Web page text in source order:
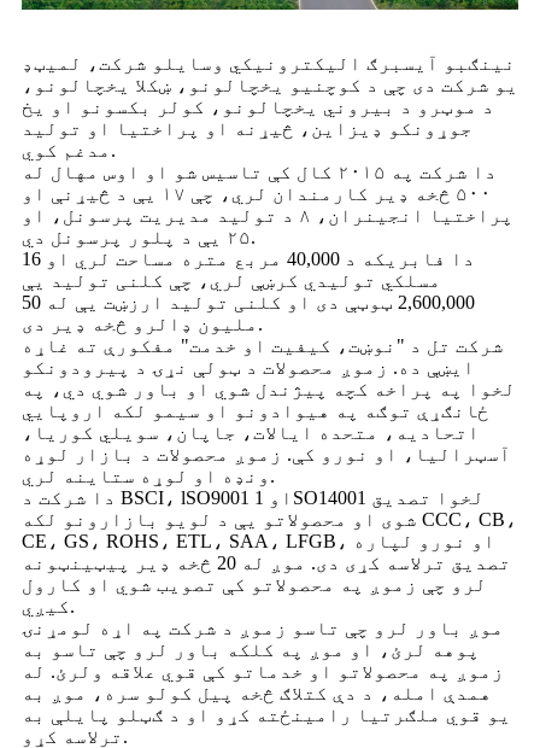
نینګبو آیسبرګ الیکترونیکي وسایلو شرکت، لمیټډ
یو شرکت دی چې د کوچنیو یخچالونو، ښکلا یخچالونو،
د موټرو د بیروني یخچالونو، کولر بکسونو او یخ
جوړونکو ډیزاین، څیړنه او پراختیا او تولید
مدغم کوي.
دا شرکت په ۲۰۱۵ کال کې تاسیس شو او اوس مهال له
۵۰۰ څخه ډیر کارمندان لري، چې ۱۷ یې د څیړنې او
پراختیا انجینران، ۸ د تولید مدیریت پرسونل، او
۲۵ یې د پلور پرسونل دي.
دا فابریکه د 40,000 مربع متره مساحت لري او 16
مسلکي تولیدي کرښې لري، چې کلنی تولید یې
2,600,000 ټوټې دی او کلنی تولید ارزښت یې له 50
ملیون ډالرو څخه ډیر دی.
شرکت تل د "نوښت، کیفیت او خدمت" مفکورې ته غاړه
ایښې ده. زموږ محصولات د ټولې نړۍ د پیرودونکو
لخوا په پراخه کچه پیژندل شوي او باور شوي دي، په
ځانګړې توګه په هیوادونو او سیمو لکه اروپایي
اتحادیه، متحده ایالات، جاپان، سویلي کوریا،
آسټرالیا، او نورو کې. زموږ محصولات د بازار لوړه
ونډه او لوړه ستاینه لري.
دا شرکت د BSCI، lSO9001 او 1SO14001 لخوا تصدیق
شوی او محصولاتو یې د لویو بازارونو لکه CCC، CB،
CE، GS، ROHS، ETL، SAA، LFGB، او نورو لپاره
تصدیق ترلاسه کړی دی. موږ له 20 څخه ډیر پیټینټونه
لرو چې زموږ په محصولاتو کې تصویب شوي او کارول
کیږي.
موږ باور لرو چې تاسو زموږ د شرکت په اړه لومړنۍ
پوهه لرئ، او موږ په کلکه باور لرو چې تاسو به
زموږ په محصولاتو او خدماتو کې قوي علاقه ولرئ. له
همدې امله، د دې کتلاګ څخه پیل کولو سره، موږ به
یو قوي ملګرتیا رامینځته کړو او د ګټلو پایلې به
ترلاسه کړو.